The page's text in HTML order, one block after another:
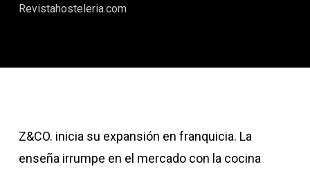
Revistahosteleria.com
Z&CO. inicia su expansión en franquicia. La
enseña irrumpe en el mercado con la cocina